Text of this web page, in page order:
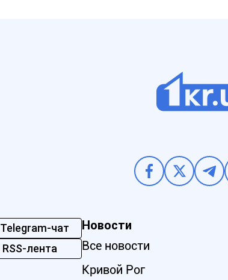
Telegram-чат
RSS-лента
Новости
Все новости
Кривой Рог